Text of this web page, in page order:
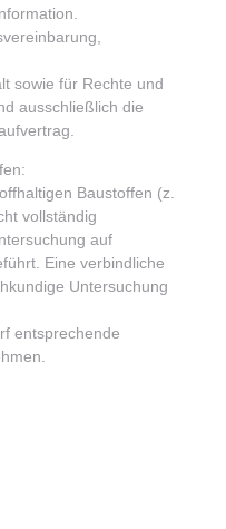
sowie für Rechte und
ausschließlich die
Baustoffen (z.
vollständig
auf
Eine verbindliche
Untersuchung
entsprechende